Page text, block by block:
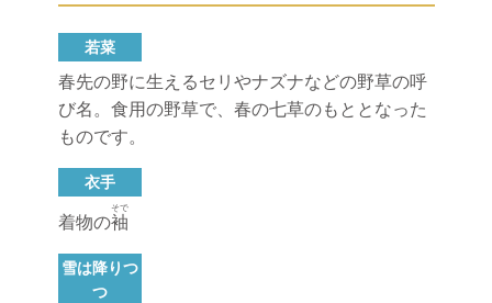
若菜
春先の野に生えるセリやナズナなどの野草の呼
び名。食用の野草で、春の七草のもととなった
ものです。
衣手
着物の袖
そで
雪は降りつ
つ